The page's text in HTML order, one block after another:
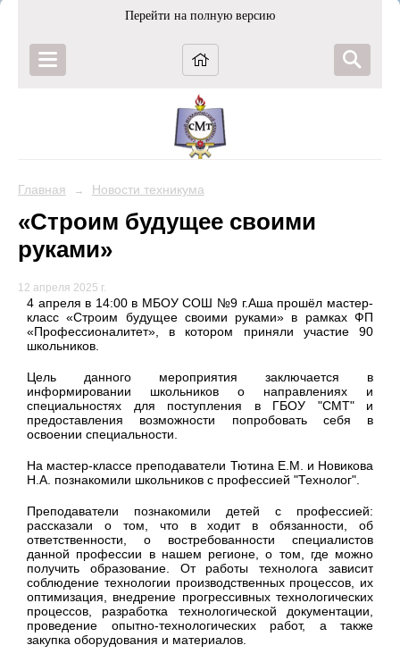
Перейти на полную версию
Главная → Новости техникума
«Строим будущее своими
руками»
12 апреля 2025 г.
4 апреля в 14:00 в МБОУ СОШ №9 г.Аша прошёл мастер-
класс «Строим будущее своими руками» в рамках ФП
«Профессионалитет», в котором приняли участие 90
школьников.
Цель данного мероприятия заключается в
информировании школьников о направлениях и
специальностях для поступления в ГБОУ "СМТ" и
предоставления возможности попробовать себя в
освоении специальности.
На мастер-классе преподаватели Тютина Е.М. и Новикова
Н.А. познакомили школьников с профессией "Технолог".
Преподаватели познакомили детей с профессией:
рассказали о том, что в ходит в обязанности, об
ответственности, о востребованности специалистов
данной профессии в нашем регионе, о том, где можно
получить образование. От работы технолога зависит
соблюдение технологии производственных процессов, их
оптимизация, внедрение прогрессивных технологических
процессов, разработка технологической документации,
проведение опытно-технологических работ, а также
закупка оборудования и материалов.